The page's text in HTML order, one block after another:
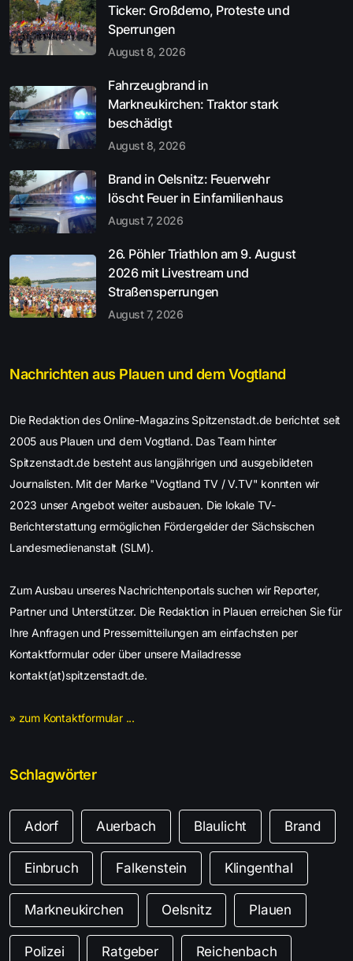
Ticker: Großdemo, Proteste und
Sperrungen
August 8, 2026
Fahrzeugbrand in
Markneukirchen: Traktor stark
beschädigt
August 8, 2026
Brand in Oelsnitz: Feuerwehr
löscht Feuer in Einfamilienhaus
August 7, 2026
26. Pöhler Triathlon am 9. August
2026 mit Livestream und
Straßensperrungen
August 7, 2026
Nachrichten aus Plauen und dem Vogtland
Die Redaktion des Online-Magazins Spitzenstadt.de berichtet seit
2005 aus Plauen und dem Vogtland. Das Team hinter
Spitzenstadt.de besteht aus langjährigen und ausgebildeten
Journalisten. Mit der Marke "Vogtland TV / V.TV" konnten wir
2023 unser Angebot weiter ausbauen. Die lokale TV-
Berichterstattung ermöglichen Fördergelder der Sächsischen
Landesmedienanstalt (SLM).
Zum Ausbau unseres Nachrichtenportals suchen wir Reporter,
Partner und Unterstützer. Die Redaktion in Plauen erreichen Sie für
Ihre Anfragen und Pressemitteilungen am einfachsten per
Kontaktformular oder über unsere Mailadresse
kontakt(at)spitzenstadt.de.
» zum Kontaktformular ...
Schlagwörter
Adorf Auerbach Blaulicht Brand
Einbruch Falkenstein Klingenthal
Markneukirchen Oelsnitz Plauen
Polizei Ratgeber Reichenbach